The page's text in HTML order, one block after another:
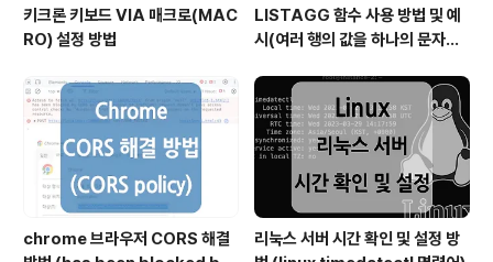
키크론 키보드 VIA 매크로(MAC
RO) 설정 방법
LISTAGG 함수 사용 방법 및 예
시(여러 행의 값을 하나의 문자열
chrome 브라우저 CORS 해결
리눅스 서버 시간 확인 및 설정 방